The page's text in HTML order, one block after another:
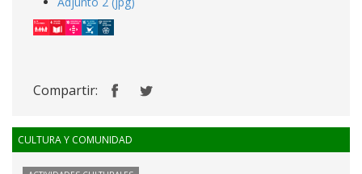
Compartir:
CULTURA Y COMUNIDAD